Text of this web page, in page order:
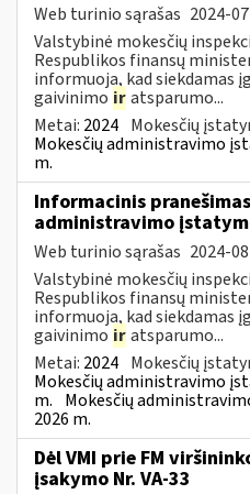
Web turinio sąrašas 2024-
Valstybinė mokesčių
Respublikos finansų
informuoja, kad siekdamas
gaivinimo iratsparumo...
Metai: 2024 Mokesčių
Mokesčių administravimo
m.
Informacinis
administravimo
Web turinio sąrašas 2024-
Valstybinė mokesčių
Respublikos finansų
informuoja, kad siekdamas
gaivinimo iratsparumo...
Metai: 2024 Mokesčių
Mokesčių administravimo
m. Mokesčių
2026 m.
Dėl VMI prie FM
įsakymo Nr. VA-33